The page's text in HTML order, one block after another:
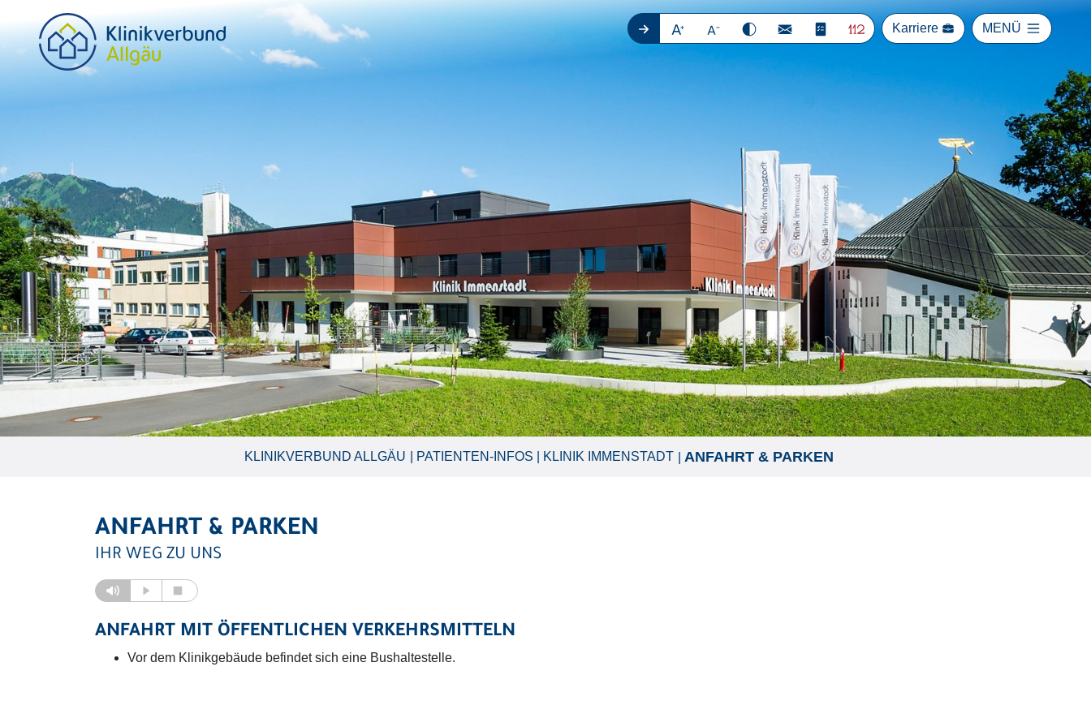
Karriere MENÜ
KLINIKVERBUND ALLGÄU PATIENTEN-INFOS KLINIK IMMENSTADT ANFAHRT & PARKEN
ANFAHRT & PARKEN
IHR WEG ZU UNS
ANFAHRT MIT ÖFFENTLICHEN VERKEHRSMITTELN
Vor dem Klinikgebäude befindet sich eine Bushaltestelle.